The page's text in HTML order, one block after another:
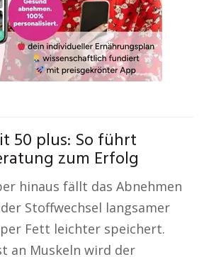
50 plus: So führt
zum Erfolg
hinaus fällt das Abnehmen
Stoffwechsel langsamer
Fett leichter speichert.
an Muskeln wird der